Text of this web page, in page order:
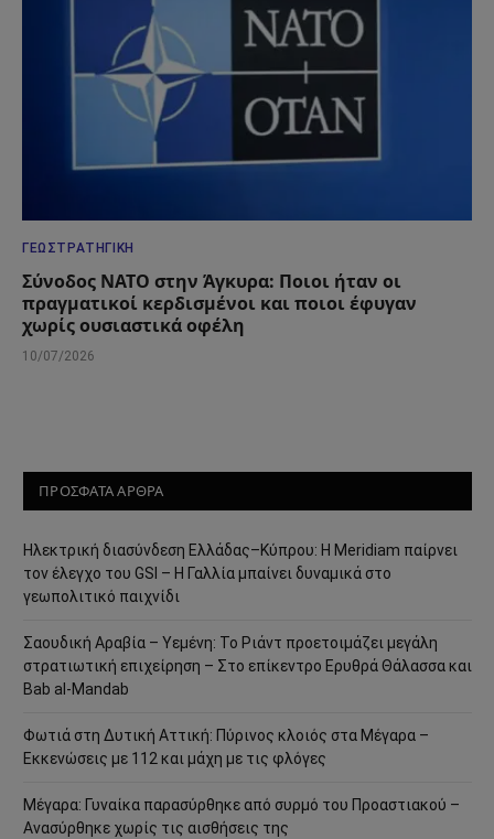
ΓΕΩΣΤΡΑΤΗΓΙΚΉ
Σύνοδος ΝΑΤΟ στην Άγκυρα: Ποιοι ήταν οι
πραγματικοί κερδισμένοι και ποιοι έφυγαν
χωρίς ουσιαστικά οφέλη
10/07/2026
ΠΡΟΣΦΑΤΑ ΑΡΘΡΑ
Ηλεκτρική διασύνδεση Ελλάδας–Κύπρου: Η Meridiam παίρνει
τον έλεγχο του GSI – Η Γαλλία μπαίνει δυναμικά στο
γεωπολιτικό παιχνίδι
Σαουδική Αραβία – Υεμένη: Το Ριάντ προετοιμάζει μεγάλη
στρατιωτική επιχείρηση – Στο επίκεντρο Ερυθρά Θάλασσα και
Bab al-Mandab
Φωτιά στη Δυτική Αττική: Πύρινος κλοιός στα Μέγαρα –
Εκκενώσεις με 112 και μάχη με τις φλόγες
Μέγαρα: Γυναίκα παρασύρθηκε από συρμό του Προαστιακού –
Ανασύρθηκε χωρίς τις αισθήσεις της